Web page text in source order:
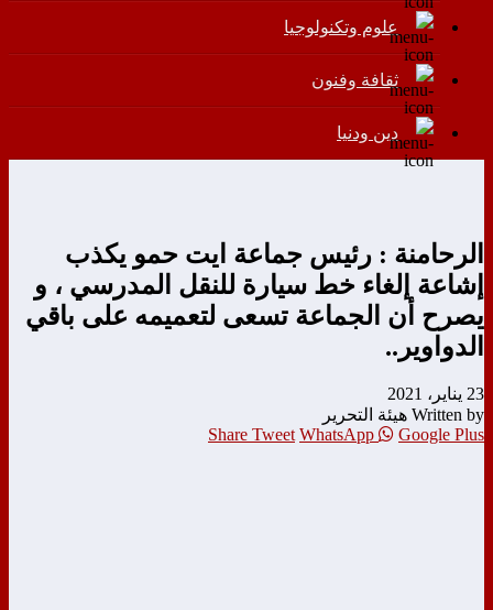
علوم وتكنولوجيا
ثقافة وفنون
دين ودنيا
الرحامنة : رئيس جماعة ايت حمو يكذب
إشاعة إلغاء خط سيارة للنقل المدرسي ، و
يصرح أن الجماعة تسعى لتعميمه على باقي
الدواوير..
23 يناير، 2021
Written by هيئة التحرير
Share Tweet WhatsApp Google Plus